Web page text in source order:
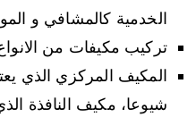
الخدمية كالمشافي و
تركيب مكيفات من الانواع
المكيف المركزي الذي
شيوعا، مكيف النافذة